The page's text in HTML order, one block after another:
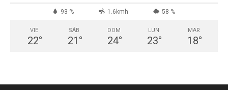
93 % 1.6kmh 58 %
VIE
22°
SÁB
21 °
DOM
24°
LUN
23°
MAR
18°